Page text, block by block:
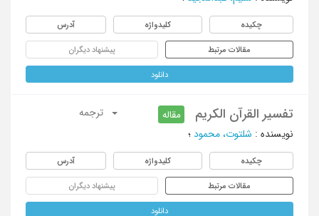
چکیده کلیدواژه آدرس
مقالات مرتبط پیشنهاد دیگران
دانلود
تفسیر القرآن الکریم مقاله
ترجمه
نویسنده : شلتوت، محمود ؛
چکیده کلیدواژه آدرس
مقالات مرتبط پیشنهاد دیگران
دانلود